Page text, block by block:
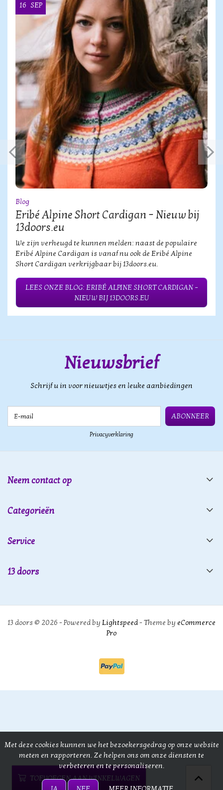
TOEVOEGEN AAN WINKELWAGEN
16 SEP
Blog
Eribé Alpine Short Cardigan – Nieuw bij
13doors.eu
We zijn verheugd te kunnen melden: naast de populaire
Eribé Alpine Cardigan is vanaf nu ook de Eribé Alpine
Short Cardigan verkrijgbaar bij 13doors.eu.
LEES ONZE BLOG: ERIBÉ ALPINE SHORT CARDIGAN –
NIEUW BIJ 13DOORS.EU
Nieuwsbrief
Schrijf u in voor nieuwtjes en leuke aanbiedingen
ABONNEER
Privacyverklaring
Neem contact op
Categorieën
Service
13 doors
13 doors © 2026 - Powered by Lightspeed- Theme by eCommerce
Pro
Met deze cookies kunnen we het bezoekersgedrag op onze website
meten en rapporteren. Ze helpen ons om onze diensten te
verbeteren en te personaliseren.